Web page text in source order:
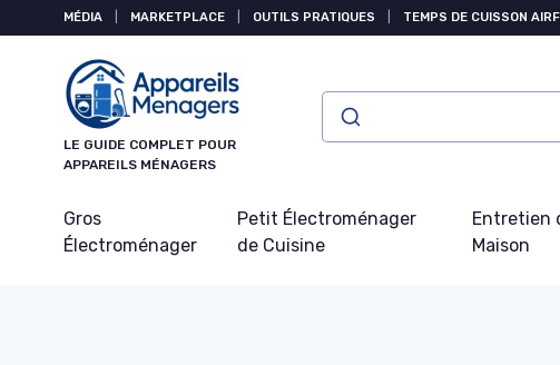
MÉDIA MARKETPLACE OUTILS PRATIQUES TEMPS DE CUISSON
LE GUIDE COMPLET POUR
APPAREILS MÉNAGERS
Gros
Électroménager
Petit Électroménager
de Cuisine
Entretien
Maison
Panneau de gestion des cookies